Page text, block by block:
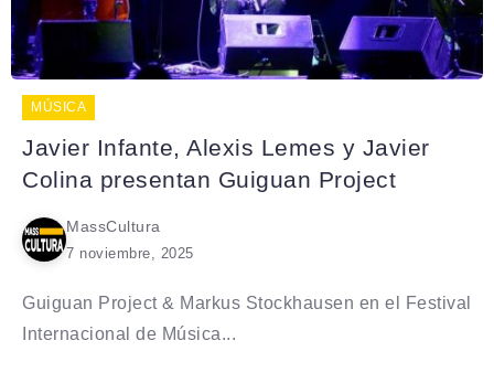
MÚSICA
Javier Infante, Alexis Lemes y Javier
Colina presentan Guiguan Project
MassCultura
7 noviembre, 2025
Guiguan Project & Markus Stockhausen en el Festival
Internacional de Música...